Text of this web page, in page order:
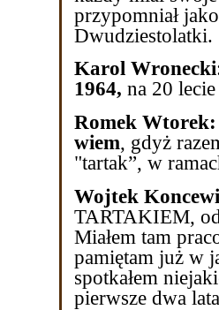
przypomniał
Dwudziestolatki.
Karol Wronecki
1964, na 20
Romek Wtorek:
wiem, gdyż
"tartak”, w
Wojtek
TARTAKIEM,
Miałem tam
pamiętam już w
spotkałem
pierwsze dwa